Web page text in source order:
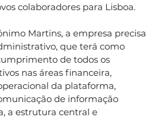
colaboradores para Lisboa.
Martins, a empresa precisa
que terá como
de todos os
nas áreas financeira,
da plataforma,
de informação
a estrutura central e